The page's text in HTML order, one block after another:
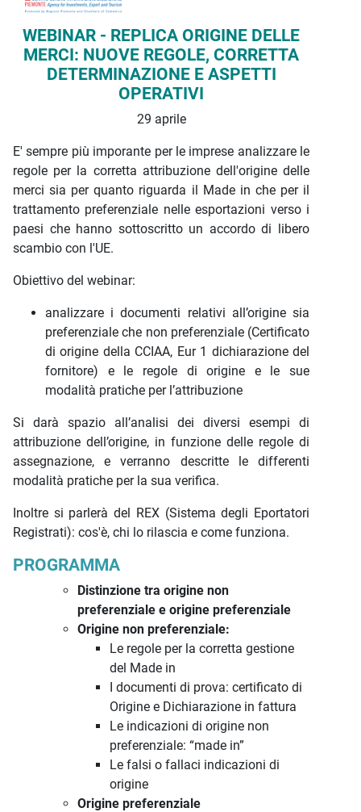
Descrizione iniziativa
WEBINAR - REPLICA ORIGINE DELLE
MERCI: NUOVE REGOLE, CORRETTA
DETERMINAZIONE E ASPETTI
OPERATIVI
29 aprile
E' sempre più imporante per le imprese analizzare le
regole per la corretta attribuzione dell'origine delle
merci sia per quanto riguarda il Made in che per il
trattamento preferenziale nelle esportazioni verso i
paesi che hanno sottoscritto un accordo di libero
scambio con l'UE.
Obiettivo del webinar:
analizzare i documenti relativi all’origine sia
preferenziale che non preferenziale (Certificato
di origine della CCIAA, Eur 1 dichiarazione del
fornitore) e le regole di origine e le sue
modalità pratiche per l’attribuzione
Si darà spazio all’analisi dei diversi esempi di
attribuzione dell’origine, in funzione delle regole di
assegnazione, e verranno descritte le differenti
modalità pratiche per la sua verifica.
Inoltre si parlerà del REX (Sistema degli Eportatori
Registrati): cos'è, chi lo rilascia e come funziona.
PROGRAMMA
Distinzione tra origine non
preferenziale e origine preferenziale
Origine non preferenziale:
Le regole per la corretta gestione
del Made in
I documenti di prova: certificato di
Origine e Dichiarazione in fattura
Le indicazioni di origine non
preferenziale: “made in”
Le falsi o fallaci indicazioni di
origine
Origine preferenziale